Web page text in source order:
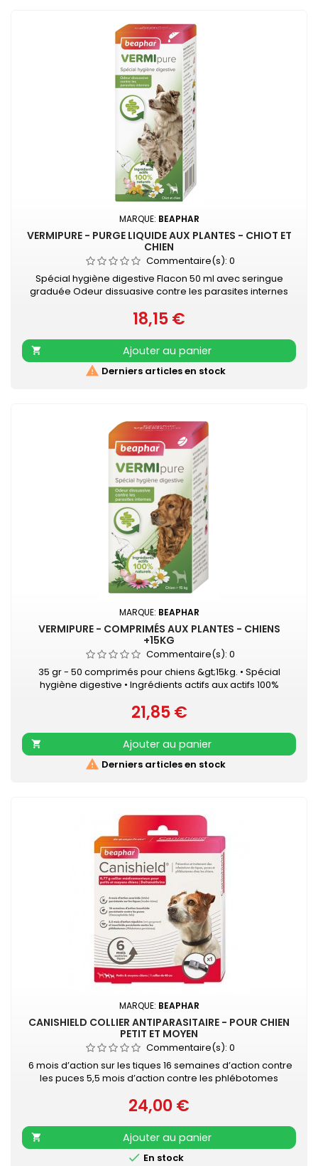
MARQUE: BEAPHAR
VERMIPURE - PURGE LIQUIDE AUX PLANTES - CHIOT ET
CHIEN
Commentaire(s): 0
Spécial hygiène digestive Flacon 50 ml avec seringue
graduée Odeur dissuasive contre les parasites internes
Contient de l’ail, de la camomille, de la tanaisie et du thym
Convient aux chiots dès 2 mois
Prix
18,15 €

Ajouter au panier
 Derniers articles en stock
MARQUE: BEAPHAR
VERMIPURE - COMPRIMÉS AUX PLANTES - CHIENS
+15KG
Commentaire(s): 0
35 gr - 50 comprimés pour chiens &gt;15kg. • Spécial
hygiène digestive • Ingrédients actifs aux actifs 100%
du thym • Odeur dissuasive contre les parasites internes
Prix
21,85 €

Ajouter au panier
 Derniers articles en stock
MARQUE: BEAPHAR
CANISHIELD COLLIER ANTIPARASITAIRE - POUR CHIEN
PETIT ET MOYEN
Commentaire(s): 0
6 mois d’action sur les tiques 16 semaines d’action contre
les puces 5,5 mois d’action contre les phlébotomes
Résistant à l’eau (contact occasionnel) Disponible en :
pack de 1 collier pour chien de petite et moyenne taille
(longueur du collier 48 cm) pack de 2 colliers pour chien
de...
Prix
24,00 €

Ajouter au panier
 En stock